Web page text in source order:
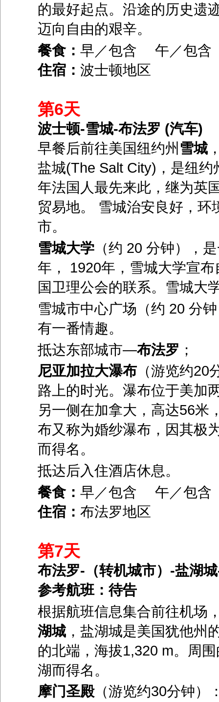
的最好起点。沿途的历史遗
迈向自由的艰辛。
餐食： 早／包含 午／包
住宿： 波士顿地区
第6天
波士顿-雪城-布法罗 (汽车)
早餐后前往美国纽约州 雪城
盐城(The Salt City)，是纽
年法国人最先来此，继为英
贸易地。 雪城治安良好，
市。
雪城大学（约 20 分钟），
年， 1920年，雪城大学宣
国卫理公会的联系。雪城大
雪城市中心广场（约 20 分
有一番情趣。
抵达东部城市—布法罗 ；
尼亚加拉大瀑布（游览约20
路上的时光。瀑布位于美加
另一侧在加拿大，高达56米
布又称为婚纱瀑布，因其极
而得名。
抵达后入住酒店休息。
餐食： 早／包含 午／包
住宿： 布法罗地区
第7天
布法罗-（转机城市）-盐湖
参考航班：待告
根据航班信息集合前往机场
湖城，盐湖城是美国犹他州
的北端，海拔1,320 m。周
湖而得名。
摩门圣殿（游览约30分钟）